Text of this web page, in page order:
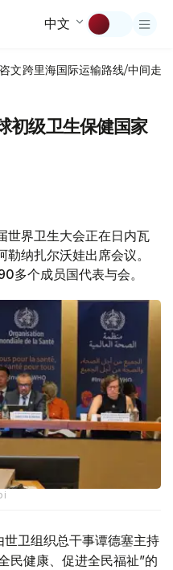
中文
文跨里海国际运输路线/中间走廊
初级卫生保健国家
世界卫生大会正在日内瓦
纳扎尔沃娃出席会议。
多个成员国代表与会。
卫组织总干事谭德塞主持
民健康、促进全民福祉”的